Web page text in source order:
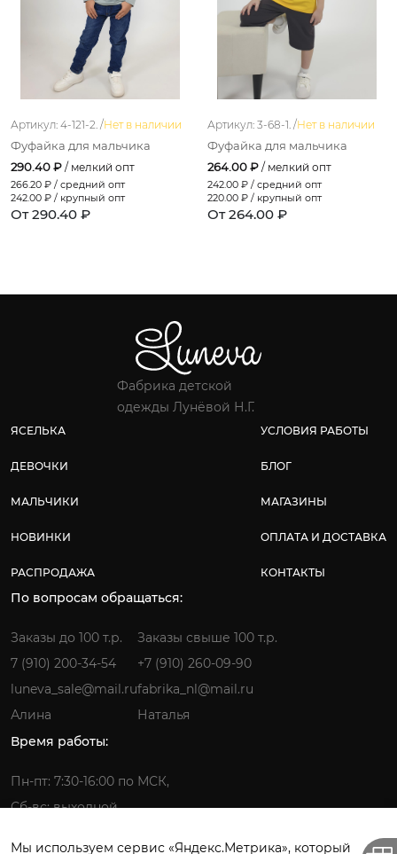
Артикул: 4-121-2. /Нет в наличии
Фуфайка для мальчика
290.40 ₽ / мелкий опт
266.20 ₽ / средний опт
242.00 ₽ / крупный опт
От 290.40 ₽
Артикул: 3-68-1. /Нет в наличии
Фуфайка для мальчика
264.00 ₽ / мелкий опт
242.00 ₽ / средний опт
220.00 ₽ / крупный опт
От 264.00 ₽
Фабрика детской
одежды Лунёвой Н.Г.
ЯСЕЛЬКА
ДЕВОЧКИ
МАЛЬЧИКИ
НОВИНКИ
РАСПРОДАЖА
УСЛОВИЯ РАБОТЫ
БЛОГ
МАГАЗИНЫ
ОПЛАТА И ДОСТАВКА
КОНТАКТЫ
По вопросам обращаться:
Заказы до 100 т.р.
7 (910) 200-34-54
luneva_sale@mail.ru
Алина
Заказы свыше 100 т.р.
+7 (910) 260-09-90
fabrika_nl@mail.ru
Наталья
Время работы:
Пн-пт: 7:30-16:00 по МСК,
Сб-вс: выходной
Мы используем сервис «Яндекс.Метрика», который